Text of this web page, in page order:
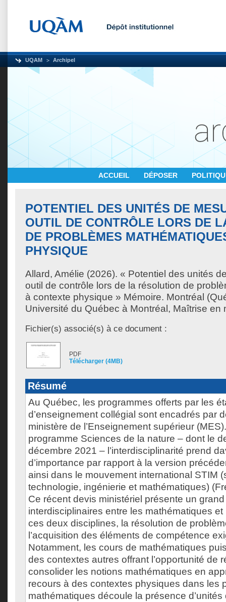
UQAM Archipel
ACCUEIL DÉPOSER
POTENTIEL DES UNITÉS DE
OUTIL DE CONTRÔLE LORS DE
DE PROBLÈMES
PHYSIQUE
Allard, Amélie (2026). « Potentiel des unités
outil de contrôle lors de la résolution de
à contexte physique » Mémoire. Montréal
Université du Québec à Montréal, Maîtrise en
Fichier(s) associé(s) à ce document :
PDF
Télécharger (4MB)
Résumé
Au Québec, les programmes offerts par les
d’enseignement collégial sont encadrés par
ministère de l’Enseignement supérieur
programme Sciences de la nature – dont le
décembre 2021 – l’interdisciplinarité prend
d’importance par rapport à la version
ainsi dans le mouvement international STIM
technologie, ingénierie et mathématiques)
Ce récent devis ministériel présente un
interdisciplinaires entre les mathématiques
ces deux disciplines, la résolution de
l’acquisition des éléments de compétence
Notamment, les cours de mathématiques
des contextes autres offrant l’opportunité de
consolider les notions mathématiques en
recours à des contextes physiques dans les
mathématiques découle la présence